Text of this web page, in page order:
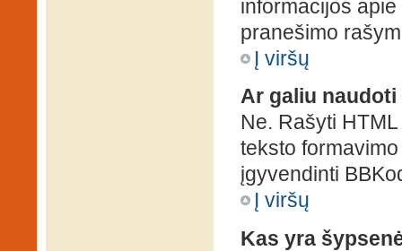
informacijos
pranešimo
Į viršų
Ar galiu naudoti
Ne. Rašyti
teksto
įgyvendinti
Į viršų
Kas yra